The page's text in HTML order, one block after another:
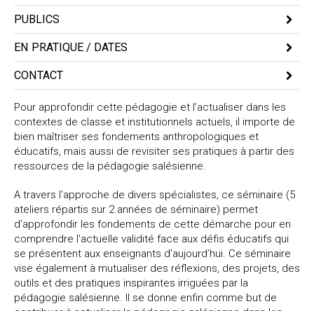
Toutes régions
PUBLICS
Enseignants primaire et secondaire (tous niveaux), chefs
d'établissement, documentalistes, personnels d'éducation,
personnel administratif
Session accessible aux personnes à mobilité réduite et à toute
personne présentant d'autres formes de handicap.
Merci de prendre contact avec le Service Formation dès l'inscription.
EN PRATIQUE / DATES
FS1 – Mercredi 22, Jeudi 23 et Vendredi 24 Mars 2023
FS2 – Mercredi 24, Jeudi 25 et Vendredi 26 Mai 2023
FS3 – Décembre 2023
FS4 – Mars 2024 (dates à venir)
FS5 – Mai 2024 (dates à venir)
2ème année scolaire : 42 heures
Total : 70 heures de formation
déroulement :
Chaque atelier se déroule en présentiel en salle :
Du 1er jour 14h00 au 3ème jour 12h30 (14 heures)
Projet de programme type d’un atelier :
CONTACT
Myriam Maréchal
Tél : 04-72-57-18-64
Nous écrire :
Pour approfondir cette pédagogie et l’actualiser dans les
contextes de classe et institutionnels actuels, il importe de
bien maîtriser ses fondements anthropologiques et
éducatifs, mais aussi de revisiter ses pratiques à partir des
ressources de la pédagogie salésienne.
A travers l'approche de divers spécialistes, ce séminaire (5
ateliers répartis sur 2 années de séminaire) permet
d'approfondir les fondements de cette démarche pour en
comprendre l'actuelle validité face aux défis éducatifs qui
se présentent aux enseignants d’aujourd’hui. Ce séminaire
vise également à mutualiser des réflexions, des projets, des
outils et des pratiques inspirantes irriguées par la
pédagogie salésienne. Il se donne enfin comme but de